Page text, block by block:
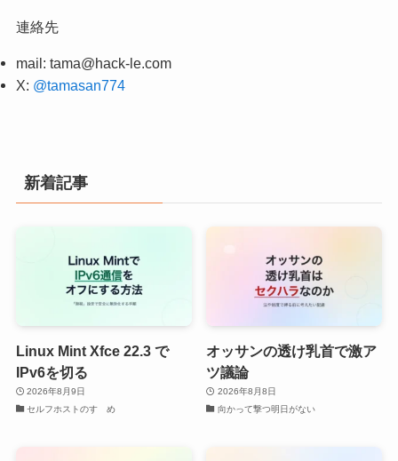
連絡先
mail: tama@hack-le.com
X: @tamasan774
新着記事
Linux Mint Xfce 22.3 で
IPv6を切る
2026年8月9日
セルフホストのすゝめ
オッサンの透け乳首で激ア
ツ議論
2026年8月8日
向かって撃つ明日がない